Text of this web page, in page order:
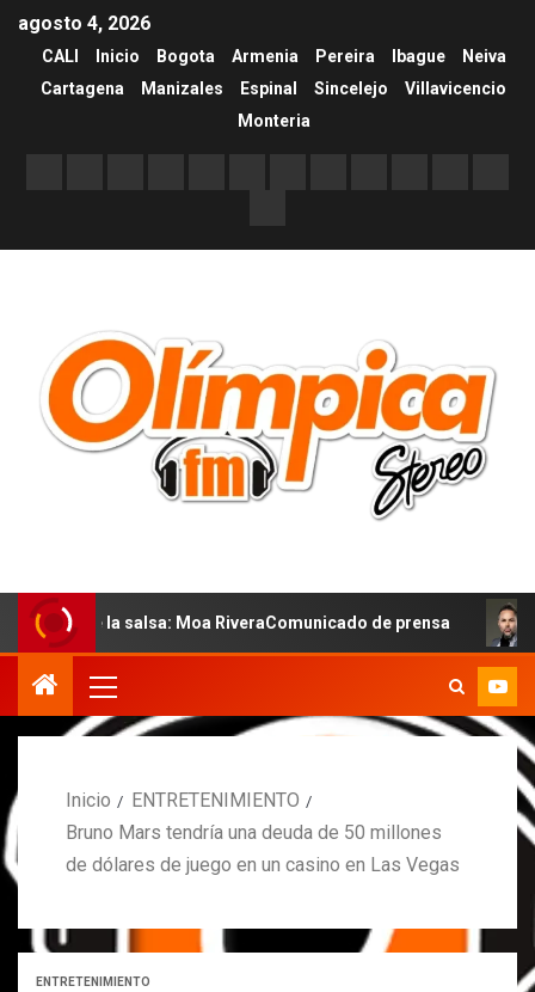
agosto 4, 2026
CALI Inicio Bogota Armenia Pereira Ibague
Neiva
Cartagena
Manizales Espinal Sincelejo
Villavicencio
Monteria
salsa: Moa RiveraComunicado de prensa
Inicio
ENTRETENIMIENTO
Bruno Mars tendría una deuda de 50 millones
de dólares de juego en un casino en Las Vegas
ENTRETENIMIENTO